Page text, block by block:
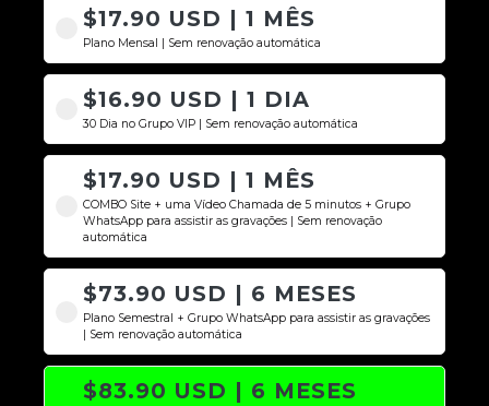
$17.90 USD | 1 MÊS
Plano Mensal | Sem renovação automática
$16.90 USD | 1 DIA
30 Dia no Grupo VIP | Sem renovação automática
$17.90 USD | 1 MÊS
COMBO Site + uma Vídeo Chamada de 5 minutos + Grupo
WhatsApp para assistir as gravações | Sem renovação
automática
$73.90 USD | 6 MESES
Plano Semestral + Grupo WhatsApp para assistir as gravações
| Sem renovação automática
$83.90 USD | 6 MESES